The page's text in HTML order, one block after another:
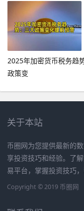
2025年加密货币税务趋
政策变
关于本站
币圈网为您提供最新的
享投资技巧和经验。了
易平台，掌握投资技巧
Copyright © 2019 币圈网